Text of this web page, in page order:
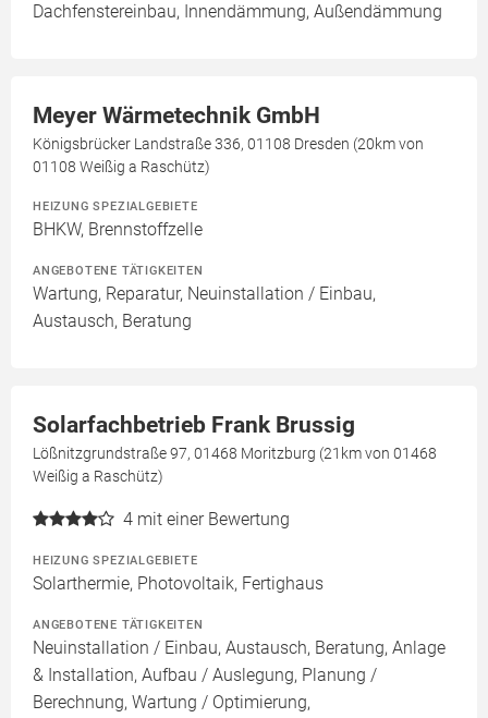
Dachfenstereinbau, Innendämmung, Außendämmung
Meyer Wärmetechnik GmbH
Königsbrücker Landstraße 336, 01108 Dresden (20km von
01108 Weißig a Raschütz)
HEIZUNG SPEZIALGEBIETE
BHKW, Brennstoffzelle
ANGEBOTENE TÄTIGKEITEN
Wartung, Reparatur, Neuinstallation / Einbau,
Austausch, Beratung
Solarfachbetrieb Frank Brussig
Lößnitzgrundstraße 97, 01468 Moritzburg (21km von 01468
Weißig a Raschütz)
4 mit einer Bewertung
HEIZUNG SPEZIALGEBIETE
Solarthermie, Photovoltaik, Fertighaus
ANGEBOTENE TÄTIGKEITEN
Neuinstallation / Einbau, Austausch, Beratung, Anlage
& Installation, Aufbau / Auslegung, Planung /
Berechnung, Wartung / Optimierung,